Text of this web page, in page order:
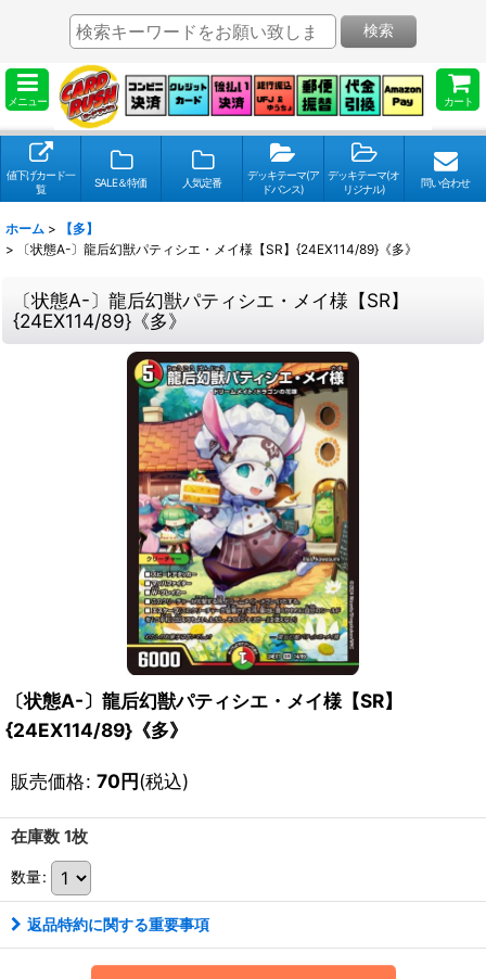
メニュー カート
検索
値下げカード一
覧
SALE＆特価 人気定番
デッキテーマ(ア
ドバンス)
デッキテーマ(オ
リジナル)
問い合わせ
ホーム >
【多】
>
〔状態A-〕龍后幻獣パティシエ・メイ様【SR】{24EX114/89}《多》
〔状態A-〕龍后幻獣パティシエ・メイ様【SR】
{24EX114/89}《多》
〔状態A-〕龍后幻獣パティシエ・メイ様【SR】
{24EX114/89}《多》
販売価格: 70円(税込)
在庫数 1枚
数量:
返品特約に関する重要事項